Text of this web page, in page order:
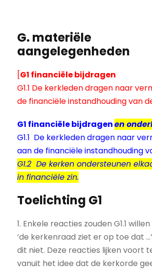
G. materiële
aangelegenheden
[G1 financiële bijdragen
G1.1 De kerkleden dragen naar
de financiële instandhouding van
G1 financiële bijdragenen
G1.1 De kerkleden dragen naar
aan de financiële instandhouding
G1.2 De kerken ondersteunen
in financiële zin.
Toelichting G1
1. Enkele reacties zouden G1.1
‘de kerkenraad ziet er op toe dat
dit niet. Deze reacties lijken voort
vanuit het idee dat de kerkorde